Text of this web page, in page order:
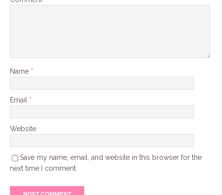
Name *
Email *
Website
Save my name, email, and website in this browser for the
next time I comment.